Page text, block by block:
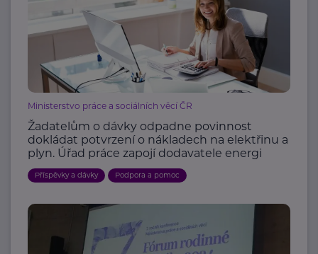
Ministerstvo práce a sociálních věcí ČR
Žadatelům o dávky odpadne povinnost
dokládat potvrzení o nákladech na elektřinu a
plyn. Úřad práce zapojí dodavatele energi
Příspěvky a dávky Podpora a pomoc